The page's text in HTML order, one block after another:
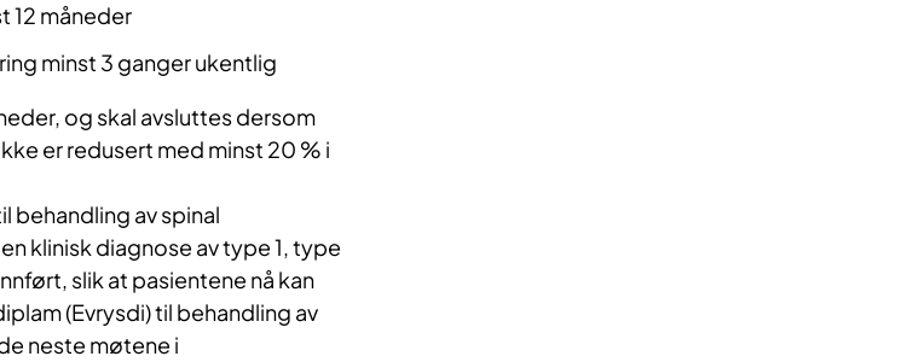
12 måneder
minst 3 ganger ukentlig
og skal avsluttes dersom
er redusert med minst 20 % i
behandling av spinal
klinisk diagnose av type 1, type
slik at pasientene nå kan
(Evrysdi) til behandling av
neste møtene i